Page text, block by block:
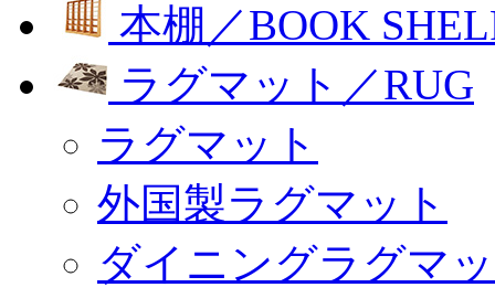
本棚／BOOK
ラグマット／RUG
ラグマット
外国製ラグマット
ダイニングラグマ